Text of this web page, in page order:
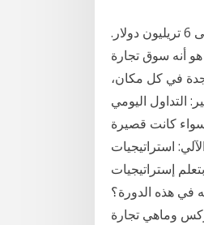
الفوركس أو سوق تبادل العملات هو من أكبر الأسواق عالميًا إذ يصل حجم التداول اليومي إلى 6 تريليون دولار.
سوق الفوركس هو أنه سوق تجارة
في كل مكان،
التداول اليومي
كانت قصيرة
استراتيجيات
إستراتيجيات
في هذه الدورة؟
وماهي تجارة